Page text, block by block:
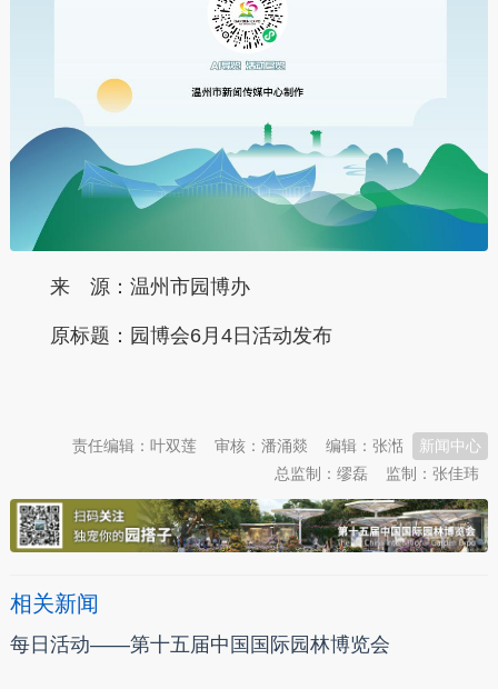
来 源：温州市园博办
原标题： 园博会6月4日活动发布
新闻中心
编辑：张湉
审核：潘涌燚
责任编辑：叶双莲
监制：张佳玮
总监制：缪磊
相关新闻
每日活动——第十五届中国国际园林博览会